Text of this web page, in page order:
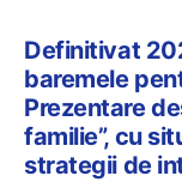
Definitivat
baremele
Prezentare
familie”, cu
strategii de